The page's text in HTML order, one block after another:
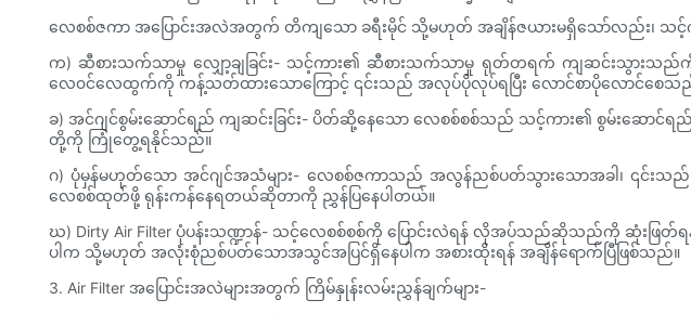
လေစစ်ဇကာ အပြောင်းအလဲအတွက် တိကျသော ခရီးမိုင် သို့မဟုတ် အချိန်ဇယားမရှိသော်လည်း၊ သင့်က
က) ဆီစားသက်သာမှု လျှော့ချခြင်း- သင့်ကား၏ ဆီစားသက်သာမှု ရုတ်တရက် ကျဆင်းသွားသ
လေ၀င်လေထွက်ကို ကန့်သတ်ထားသောကြောင့် ၎င်းသည် အလုပ်ပိုလုပ်ရပြီး လောင်စာပိုလောင်စေသ
ခ) အင်ဂျင်စွမ်းဆောင်ရည် ကျဆင်းခြင်း- ပိတ်ဆို့နေသော လေစစ်စစ်သည် သင့်ကား၏ စွမ်းဆောင်
တို့ကို ကြုံတွေ့ရနိုင်သည်။
ဂ) ပုံမှန်မဟုတ်သော အင်ဂျင်အသံများ- လေစစ်ဇကာသည် အလွန်ညစ်ပတ်သွားသောအခါ၊ ၎င်း
လေစစ်ထုတ်ဖို့ ရုန်းကန်နေရတယ်ဆိုတာကို ညွှန်ပြနေပါတယ်။
ဃ) Dirty Air Filter ပုံပန်းသဏ္ဍာန်- သင့်လေစစ်စစ်ကို ပြောင်းလဲရန် လိုအပ်သည်ဆိုသည်ကို ဆုံးဖြတ်ရန်
ပါက သို့မဟုတ် အလုံးစုံညစ်ပတ်သောအသွင်အပြင်ရှိနေပါက အစားထိုးရန် အချိန်ရောက်ပြီဖြစ်သည်။
3. Air Filter အပြောင်းအလဲများအတွက် ကြိမ်နှုန်းလမ်းညွှန်ချက်များ-